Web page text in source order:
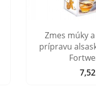
Zmes múky
prípravu